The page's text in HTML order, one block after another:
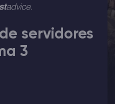
servidores
3